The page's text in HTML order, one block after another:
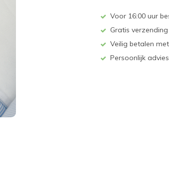
Voor 16:00 uur
Gratis
Veilig betalen
Persoonlijk